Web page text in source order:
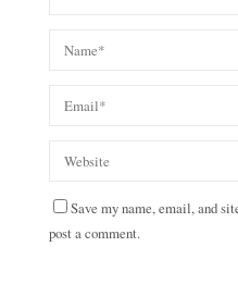
Save my name, email, and
post a comment.